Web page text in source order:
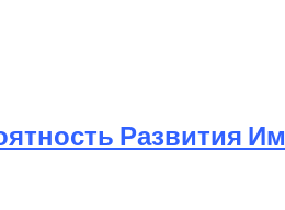
Развития